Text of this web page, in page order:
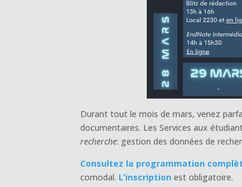
Durant tout le mois de mars, venez
documentaires. Les Services aux
recherche: gestion des données de
Consultez la programmation
comodal. L’inscription est obligatoire.